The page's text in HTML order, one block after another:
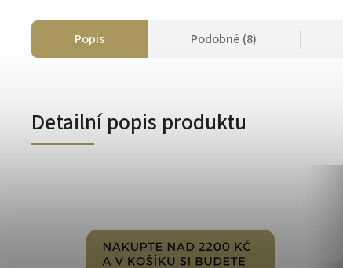
Popis Podobné (8)
Detailní popis produktu